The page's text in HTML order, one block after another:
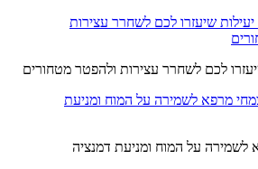
לשמירה על המוח ומניעת דמנציה